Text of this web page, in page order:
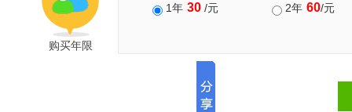
购买年限
1年 30 /元 2年 60/元